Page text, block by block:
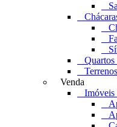
Quartos
Venda
Imóveis